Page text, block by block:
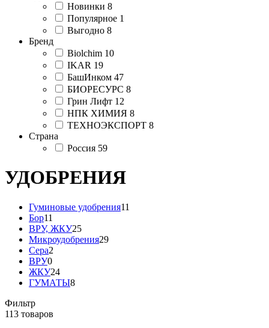
Новинки 8
Популярное 1
Выгодно 8
Бренд
Biolchim 10
IKAR 19
БашИнком 47
БИОРЕСУРС 8
Грин Лифт 12
НПК ХИМИЯ 8
ТЕХНОЭКСПОРТ 8
Страна
Россия 59
УДОБРЕНИЯ
Гуминовые удобрения11
Бор11
ВРУ, ЖКУ25
Микроудобрения29
Сера2
ВРУ0
ЖКУ24
ГУМАТЫ8
Фильтр
113 товаров